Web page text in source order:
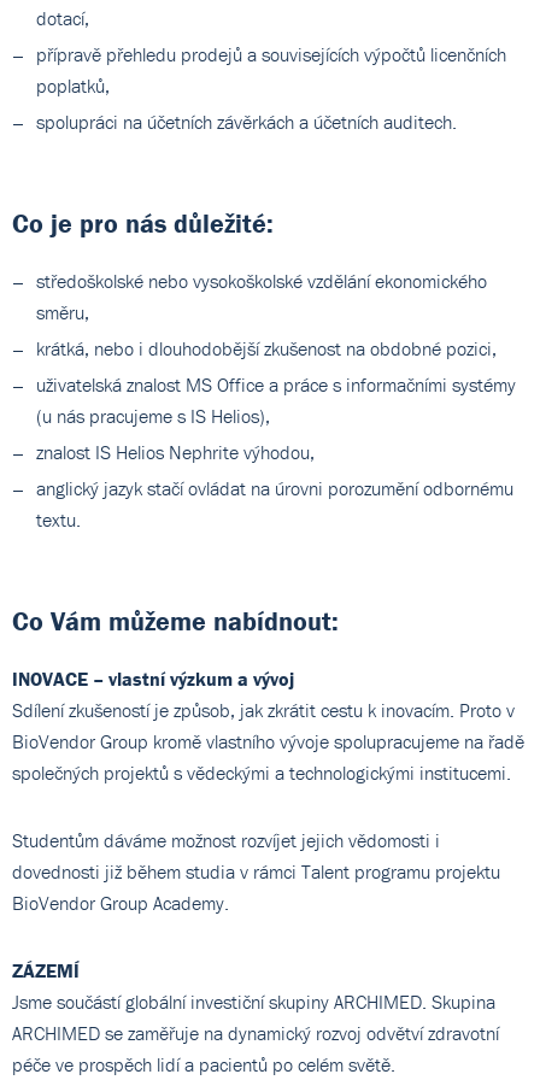
dotací,
přípravě přehledu prodejů a souvisejících výpočtů licenčních
poplatků,
spolupráci na účetních závěrkách a účetních auditech.
Co je pro nás důležité:
středoškolské nebo vysokoškolské vzdělání ekonomického
směru,
krátká, nebo i dlouhodobější zkušenost na obdobné pozici,
uživatelská znalost MS Office a práce s informačními systémy
(u nás pracujeme s IS Helios),
znalost IS Helios Nephrite výhodou,
anglický jazyk stačí ovládat na úrovni porozumění odbornému
textu.
Co Vám můžeme nabídnout:
INOVACE – vlastní výzkum a vývoj
Sdílení zkušeností je způsob, jak zkrátit cestu k inovacím. Proto v
BioVendor Group kromě vlastního vývoje spolupracujeme na řadě
společných projektů s vědeckými a technologickými institucemi.
Studentům dáváme možnost rozvíjet jejich vědomosti i
dovednosti již během studia v rámci Talent programu projektu
BioVendor Group Academy.
ZÁZEMÍ
Jsme součástí globální investiční skupiny ARCHIMED. Skupina
ARCHIMED se zaměřuje na dynamický rozvoj odvětví zdravotní
péče ve prospěch lidí a pacientů po celém světě.